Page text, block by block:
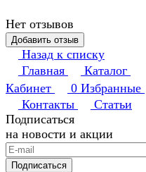
Нет отзывов
Добавить отзыв
Назад к списку
Главная
Каталог
Кабинет
0 Избранные
Контакты
Статьи
Подписаться
на новости и акции
Подписаться